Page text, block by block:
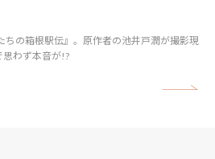
ちの箱根駅伝』。原作者の池井戸潤が撮影現
わず本音が!?